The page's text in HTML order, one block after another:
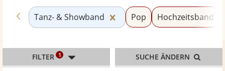
Zurück zu «Bands & Ensembles»
Tanz- & Showband Kategorie «Tanz- &
Pop Hochzeitsband
FILTER 1 SUCHE ÄNDERN